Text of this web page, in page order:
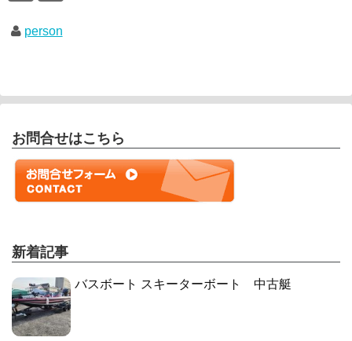
person
お問合せはこちら
新着記事
バスボート スキーターボート 中古艇